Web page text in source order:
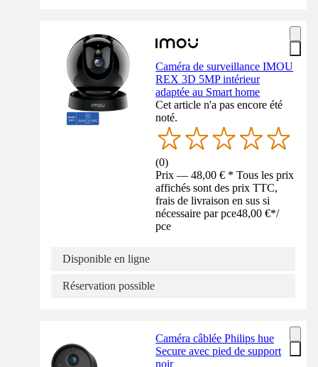
Caméra de surveillance IMOU
REX 3D 5MP intérieur
adaptée au Smart home
Cet article n'a pas encore été
noté.
(0)
Prix — 48,00 € * Tous les prix
affichés sont des prix TTC,
frais de livraison en sus si
nécessaire par pce48,00 €*/
pce
Disponible en ligne
Réservation possible
Caméra câblée Philips hue
Secure avec pied de support
noir